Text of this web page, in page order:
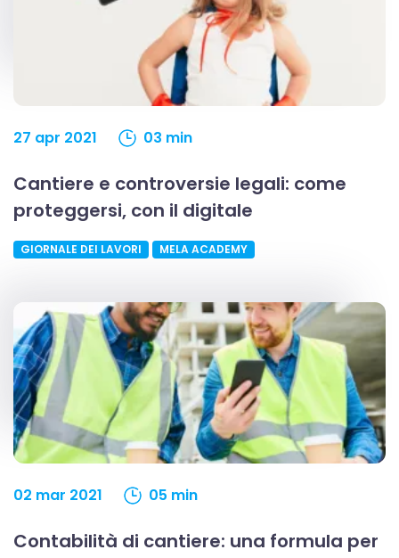
27 apr 2021 03 min
Cantiere e controversie legali: come
proteggersi, con il digitale
GIORNALE DEI LAVORI MELA ACADEMY
02 mar 2021 05 min
Contabilità di cantiere: una formula per